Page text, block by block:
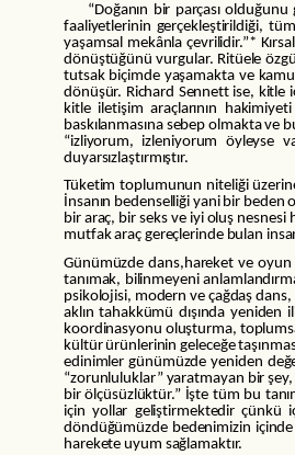
“Doğanın bir parçası olduğunu
faaliyetlerinin gerçekleştirildiği,
yaşamsal mekânla çevrilidir.”*
dönüştüğünü vurgular. Ritüele
tutsak biçimde yaşamakta ve
dönüşür. Richard Sennett ise, kitle
kitle iletişim araçlarının
baskılanmasına sebep olmakta
“izliyorum, izleniyorum öyleyse
duyarsızlaştırmıştır.
Tüketim toplumunun niteliği
İnsanın bedenselliği yani bir beden
bir araç, bir seks ve iyi oluş
mutfak araç gereçlerinde bulan
Günümüzde dans,hareket ve oyun
tanımak, bilinmeyeni
psikolojisi, modern ve çağdaş dans,
aklın tahakkümü dışında
koordinasyonu oluşturma,
kültür ürünlerinin geleceğe
edinimler günümüzde yeniden
“zorunluluklar” yaratmayan bir
bir ölçüsüzlüktür.” İşte tüm bu
için yollar geliştirmektedir çünkü
döndüğümüzde bedenimizin içinde
harekete uyum sağlamaktır.